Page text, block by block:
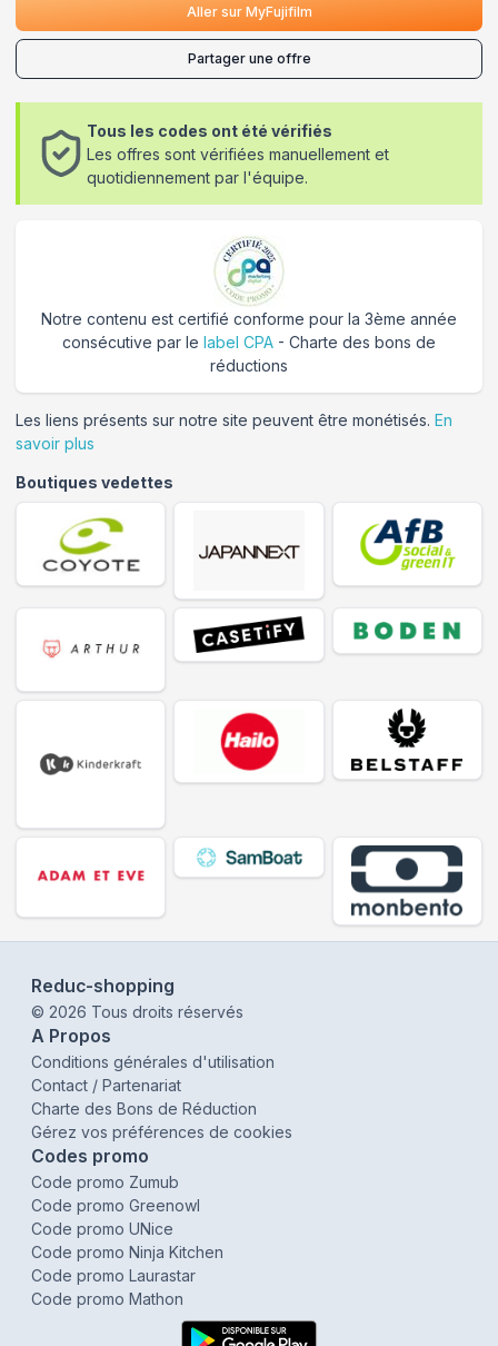
Aller sur MyFujifilm
Partager une offre
Tous les codes ont été vérifiés
Les offres sont vérifiées manuellement et
quotidiennement par l'équipe.
Notre contenu est certifié conforme pour la 3ème année
consécutive par le label CPA - Charte des bons de
réductions
Les liens présents sur notre site peuvent être monétisés. En
savoir plus
Boutiques vedettes
Reduc-shopping
© 2026 Tous droits réservés
A Propos
Conditions générales d'utilisation
Contact / Partenariat
Charte des Bons de Réduction
Gérez vos préférences de cookies
Codes promo
Code promo Zumub
Code promo Greenowl
Code promo UNice
Code promo Ninja Kitchen
Code promo Laurastar
Code promo Mathon